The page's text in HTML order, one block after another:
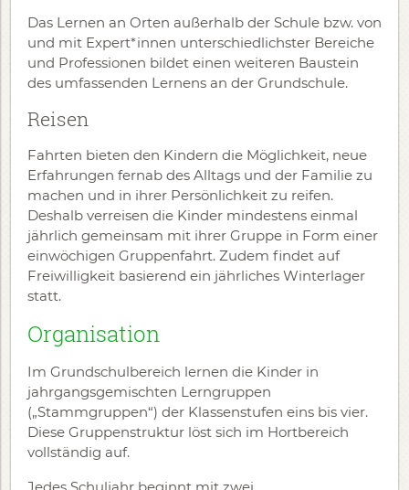
Das Lernen an Orten außerhalb der Schule bzw. von
und mit Expert*innen unterschiedlichster Bereiche
und Professionen bildet einen weiteren Baustein
des umfassenden Lernens an der Grundschule.
Reisen
Fahrten bieten den Kindern die Möglichkeit, neue
Erfahrungen fernab des Alltags und der Familie zu
machen und in ihrer Persönlichkeit zu reifen.
Deshalb verreisen die Kinder mindestens einmal
jährlich gemeinsam mit ihrer Gruppe in Form einer
einwöchigen Gruppenfahrt. Zudem findet auf
Freiwilligkeit basierend ein jährliches Winterlager
statt.
Organisation
Im Grundschulbereich lernen die Kinder in
jahrgangsgemischten Lerngruppen
(„Stammgruppen“) der Klassenstufen eins bis vier.
Diese Gruppenstruktur löst sich im Hortbereich
vollständig auf.